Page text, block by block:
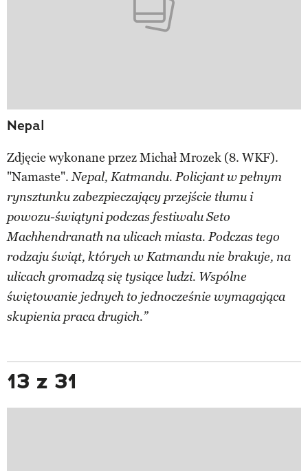
Nepal
Zdjęcie wykonane przez Michał Mrozek (8. WKF).
"Namaste".Nepal, Katmandu. Policjant w pełnym
rynsztunku zabezpieczający przejście tłumu i
powozu-świątyni podczas festiwalu Seto
Machhendranath na ulicach miasta. Podczas tego
rodzaju świąt, których w Katmandu nie brakuje, na
ulicach gromadzą się tysiące ludzi. Wspólne
świętowanie jednych to jednocześnie wymagająca
skupienia praca drugich.”
13 z 31